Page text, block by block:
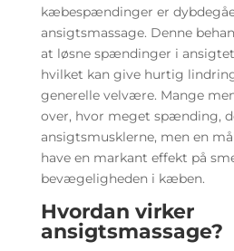
kæbespændinger er
ansigtsmassage. Denne
at løsne spændinger i
hvilket kan give hurtig
generelle velvære. Mange
over, hvor meget spænding,
ansigtsmusklerne, men en
have en markant effekt på
bevægeligheden i kæben.
Hvordan virker
ansigtsmassage?